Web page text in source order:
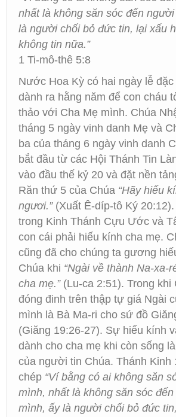
nhất là không săn sóc đến
là người chối bỏ đức tin, lại xấu
không tin nữa.”
1 Ti-mô-thê 5:8
Nước Hoa Kỳ có hai ngày lễ
dành ra hằng năm để con cháu
thảo với Cha Mẹ mình. Chúa
tháng 5 ngày vinh danh Mẹ và
ba của tháng 6 ngày vinh danh
bắt đầu từ các Hội Thánh Tin
vào đầu thế kỷ 20 và đặt nền
Răn thứ 5 của Chúa “Hãy hiếu
ngươi.”(Xuất Ê-díp-tô Ký
trong Kinh Thánh Cựu Ước và
con cái phải hiếu kính cha mẹ.
cũng đã cho chúng ta gương
Chúa khi “Ngài về thành Na-xa-
cha mẹ.”(Lu-ca 2:51). Trong khi
đóng đinh trên thập tự giá Ngài
mình là Bà Ma-ri cho sứ đồ
(Giăng 19:26-27). Sự hiếu kính
dành cho cha mẹ khi còn sống
của người tin Chúa. Thánh Kinh
chép “Ví bằng có ai không săn
mình, nhất là không săn sóc
mình, ấy là người chối bỏ đức